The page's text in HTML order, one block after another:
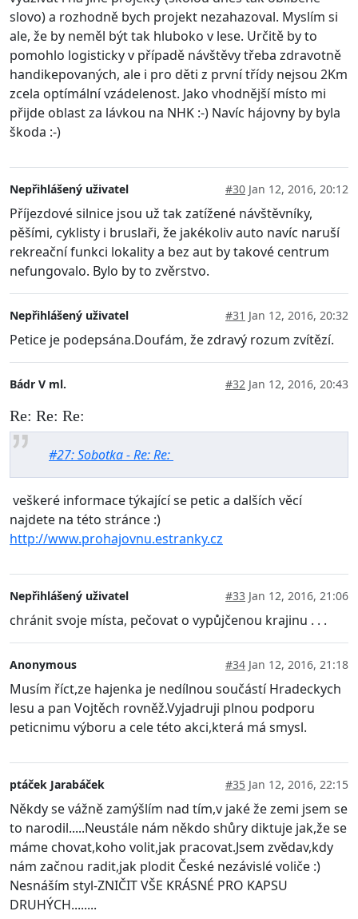
slovo) a rozhodně bych projekt nezahazoval. Myslím si
ale, že by neměl být tak hluboko v lese. Určitě by to
pomohlo logisticky v případě návštěvy třeba zdravotně
handikepovaných, ale i pro děti z první třídy nejsou 2Km
zcela optímální vzádelenost. Jako vhodnější místo mi
přijde oblast za lávkou na NHK :-) Navíc hájovny by byla
škoda :-)
Nepřihlášený uživatel #30 Jan 12, 2016, 20:12
Příjezdové silnice jsou už tak zatížené návštěvníky,
pěšími, cyklisty i bruslaři, že jakékoliv auto navíc naruší
rekreační funkci lokality a bez aut by takové centrum
nefungovalo. Bylo by to zvěrstvo.
Nepřihlášený uživatel #31 Jan 12, 2016, 20:32
Petice je podepsána.Doufám, že zdravý rozum zvítězí.
Bádr V ml. #32 Jan 12, 2016, 20:43
Re: Re: Re:
#27: Sobotka - Re: Re:
veškeré informace týkající se petic a dalších věcí
najdete na této stránce :)
http://www.prohajovnu.estranky.cz
Nepřihlášený uživatel #33 Jan 12, 2016, 21:06
chránit svoje místa, pečovat o vypůjčenou krajinu . . .
Anonymous #34 Jan 12, 2016, 21:18
Musím říct,ze hajenka je nedílnou součástí Hradeckych
lesu a pan Vojtěch rovněž.Vyjadruji plnou podporu
peticnimu výboru a cele této akci,která má smysl.
ptáček Jarabáček #35 Jan 12, 2016, 22:15
Někdy se vážně zamýšlím nad tím,v jaké že zemi jsem se
to narodil.....Neustále nám někdo shůry diktuje jak,že se
máme chovat,koho volit,jak pracovat.Jsem zvědav,kdy
nám začnou radit,jak plodit České nezávislé voliče :)
Nesnáším styl-ZNIČIT VŠE KRÁSNÉ PRO KAPSU
DRUHÝCH........